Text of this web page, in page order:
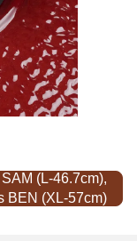
(L-46.7cm),
BEN (XL-57cm)